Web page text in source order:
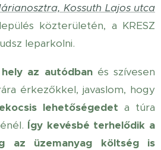
Kossuth Lajos utca
közterületén, a KRESZ
leparkolni.
az autódbanés szívesen
érkezőkkel, javaslom, hogy
lehetőségedet a túra
Így kevésbé terhelődik a
az üzemanyag költség is